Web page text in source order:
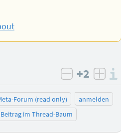
negativ
+2
Forum (read only)
anmelden
Beitrag im Thread-Baum